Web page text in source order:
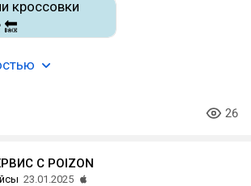
26
С POIZON
23.01.2025